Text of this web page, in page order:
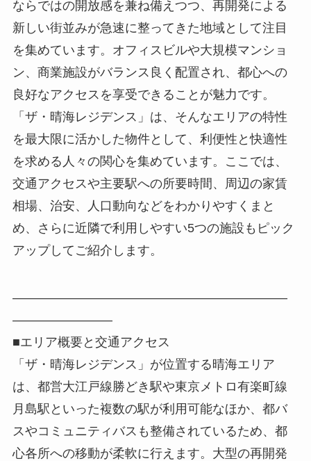
ならではの開放感を兼ね備えつつ、再開発による
新しい街並みが急速に整ってきた地域として注目
を集めています。オフィスビルや大規模マンショ
ン、商業施設がバランス良く配置され、都心への
良好なアクセスを享受できることが魅力です。
「ザ・晴海レジデンス」は、そんなエリアの特性
を最大限に活かした物件として、利便性と快適性
を求める人々の関心を集めています。ここでは、
交通アクセスや主要駅への所要時間、周辺の家賃
相場、治安、人口動向などをわかりやすくまと
め、さらに近隣で利用しやすい5つの施設もピック
アップしてご紹介します。
――――――――――――――――――――――
――――――――
■エリア概要と交通アクセス
「ザ・晴海レジデンス」が位置する晴海エリア
は、都営大江戸線勝どき駅や東京メトロ有楽町線
月島駅といった複数の駅が利用可能なほか、都バ
スやコミュニティバスも整備されているため、都
心各所への移動が柔軟に行えます。大型の再開発